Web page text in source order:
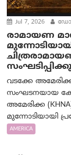
Jul 7, 2026
രാമായണ
വടക്കേ
സംഘടനയായ
അമേരിക്ക
മുന്നോടിയായി
AMERICA